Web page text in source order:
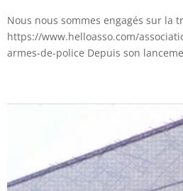
Nous nous sommes engagés sur la
https://www.helloasso.com/
armes-de-police Depuis son